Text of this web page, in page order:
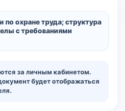
по охране труда; структура
с требованиями
за личным кабинетом.
будет отображаться